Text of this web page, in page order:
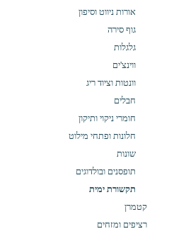
אורות ניווט וסיפון
גוף סירה
גלגלות
ווינצ'ים
וונטות וציוד ריג
חבלים
חומרי ניקוי ותיקון
חלונות ופתחי מילוט
שונות
תופסנים ובולדוגים
תקשורת ימית
קטמרן
רציפים ומזחים